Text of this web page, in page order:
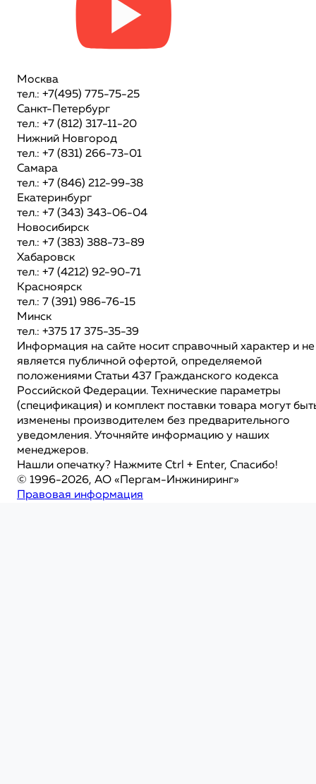
Москва
тел.: +7(495) 775-75-25
Санкт-Петербург
тел.: +7 (812) 317-11-20
Нижний Новгород
тел.: +7 (831) 266-73-01
Самара
тел.: +7 (846) 212-99-38
Екатеринбург
тел.: +7 (343) 343-06-04
Новосибирск
тел.: +7 (383) 388-73-89
Хабаровск
тел.: +7 (4212) 92-90-71
Красноярск
тел.: 7 (391) 986-76-15
Минск
тел.: +375 17 375-35-39
Информация на сайте носит справочный характер и не
является публичной офертой, определяемой
положениями Статьи 437 Гражданского кодекса
Российской Федерации. Технические параметры
(спецификация) и комплект поставки товара могут
изменены производителем без предварительного
уведомления. Уточняйте информацию у наших
менеджеров.
Нашли опечатку? Нажмите Ctrl + Enter, Спасибо!
© 1996-2026, АО «Пергам-Инжиниринг»
Правовая информация